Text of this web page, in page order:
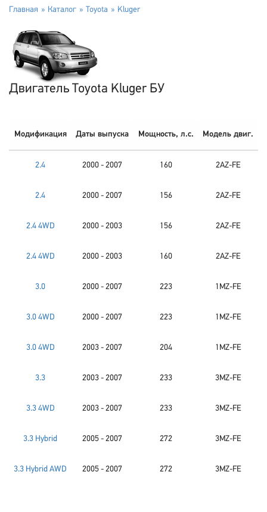
Главная Каталог Toyota Kluger
Двигатель Toyota Kluger БУ
Модификация Даты выпуска Мощность, л.с. Модель двиг.
2.4 2000 - 2007 160 2AZ-FE
2.4 2000 - 2007 156 2AZ-FE
2.4 4WD 2000 - 2003 156 2AZ-FE
2.4 4WD 2000 - 2003 160 2AZ-FE
3.0 2000 - 2007 223 1MZ-FE
3.0 4WD 2000 - 2007 223 1MZ-FE
3.0 4WD 2003 - 2007 204 1MZ-FE
3.3 2003 - 2007 233 3MZ-FE
3.3 4WD 2003 - 2007 233 3MZ-FE
3.3 Hybrid 2005 - 2007 272 3MZ-FE
3.3 Hybrid AWD 2005 - 2007 272 3MZ-FE